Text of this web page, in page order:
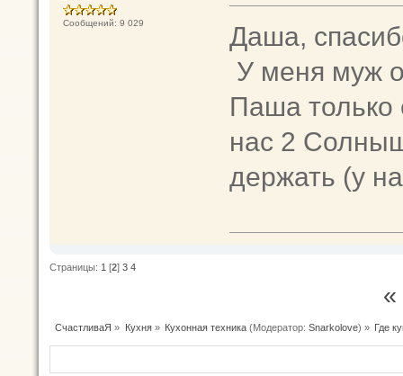
Сообщений: 9 029
Даша,
У меня муж
Паша только
нас 2
держать (у
Страницы: 1 [2] 3 4
СчастливаЯ » Кухня» Кухонная техника(Модератор: Snarkolove) » Где